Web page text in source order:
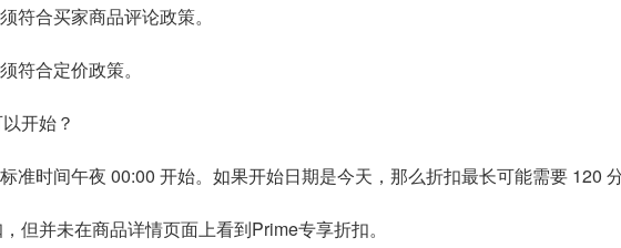
符合买家商品评论政策。
符合定价政策。
开始？
准时间午夜 00:00 开始。如果开始日期是今天，那么折扣最长可能需要 120 分
但并未在商品详情页面上看到Prime专享折扣。